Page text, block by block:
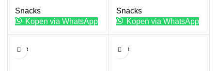
Snacks
Kopen via WhatsApp
Snacks
Kopen via WhatsApp
70GR 95GR